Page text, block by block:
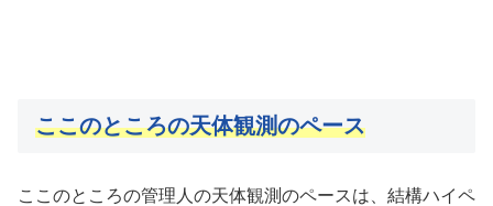
ここのところの天体観測のペース
ここのところの管理人の天体観測のペースは、結構ハイペ